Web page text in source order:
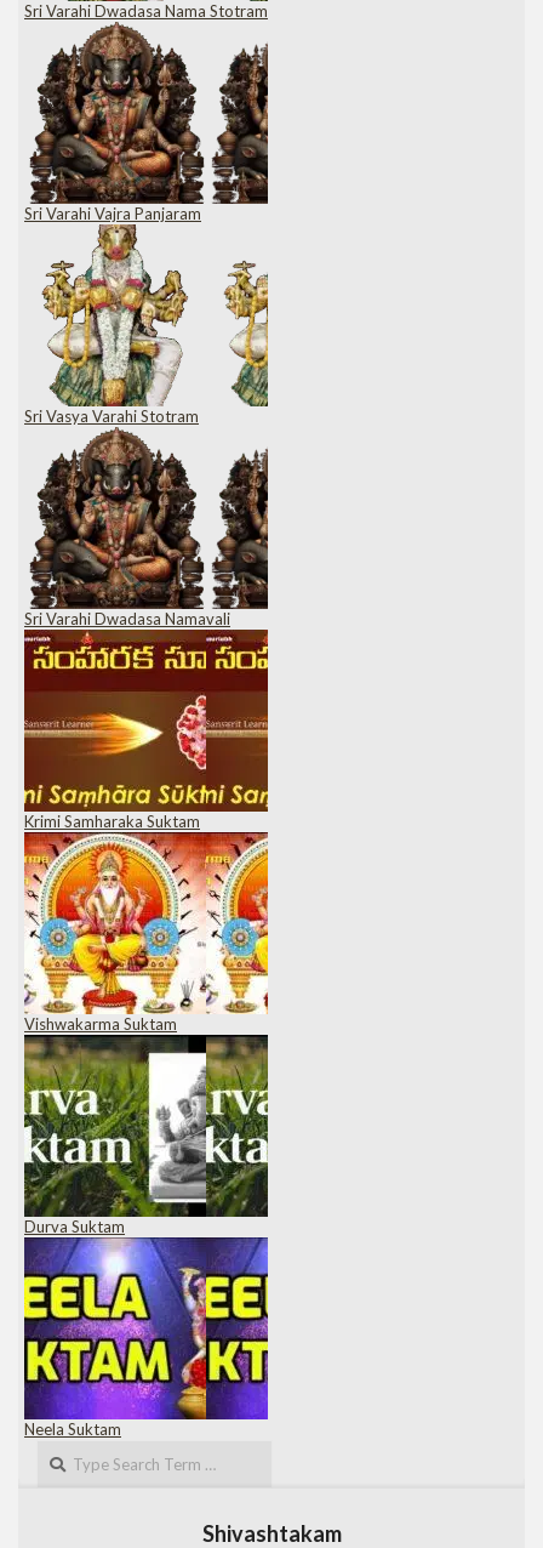
Sri Varahi Dwadasa Nama Stotram
Sri Varahi Vajra Panjaram
Sri Vasya Varahi Stotram
Sri Varahi Dwadasa Namavali
Krimi Samharaka Suktam
Vishwakarma Suktam
Durva Suktam
Neela Suktam
Shivashtakam